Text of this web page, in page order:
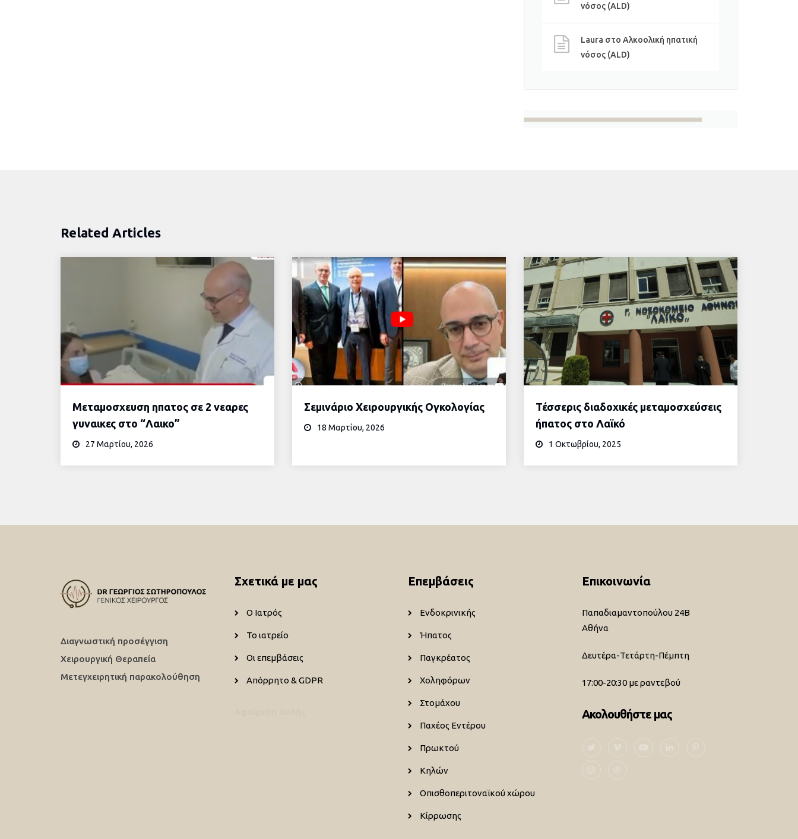
νόσος (ALD)
Laura στο Αλκοολική ηπατική
νόσος (ALD)
Related Articles
Μεταμοσχευση ηπατος σε 2 νεαρες
γυναικες στο “Λαικο”
27 Μαρτίου, 2026
Σεμινάριο Χειρουργικής Ογκολογίας
18 Μαρτίου, 2026
Τέσσερις διαδοχικές μεταμοσχεύσεις
ήπατος στο Λαϊκό
1 Οκτωβρίου, 2025
Διαγνωστική προσέγγιση
Χειρουργική Θεραπεία
Μετεγχειρητική παρακολούθηση
Σχετικά με μας
Ο Ιατρός
Το ιατρείο
Οι επεμβάσεις
Απόρρητο & GDPR
Επεμβάσεις
Ενδοκρινικής
Ήπατος
Παγκρέατος
Χοληφόρων
Στομάχου
Παχέος Εντέρου
Πρωκτού
Κηλών
Οπισθοπεριτοναϊκού χώρου
Κίρρωσης
Επικοινωνία
Παπαδιαμαντοπούλου 24Β
Αθήνα
Δευτέρα-Τετάρτη-Πέμπτη
17:00-20:30 με ραντεβού
Ακολουθήστε μας